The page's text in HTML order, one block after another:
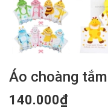
Áo choàng
140.000₫